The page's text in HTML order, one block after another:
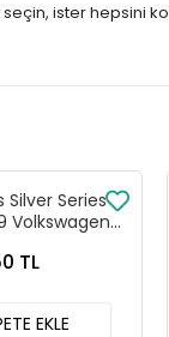
ister hepsini
Silver Series
Volkswagen
TL
EKLE